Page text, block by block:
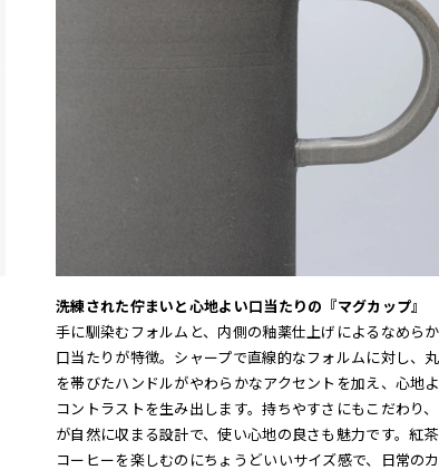
洗練された佇まいと心地よい口当たりの『マグカップ』
手に馴染むフォルムと、内側の釉薬仕上げによるなめら
口当たりが特徴。シャープで直線的なフォルムに対し、
を帯びたハンドルがやわらかなアクセントを加え、心地
コントラストを生み出します。持ちやすさにもこだわり
が自然に収まる設計で、使い心地の良さも魅力です。紅
コーヒーを楽しむのにちょうどいいサイズ感で、日常の